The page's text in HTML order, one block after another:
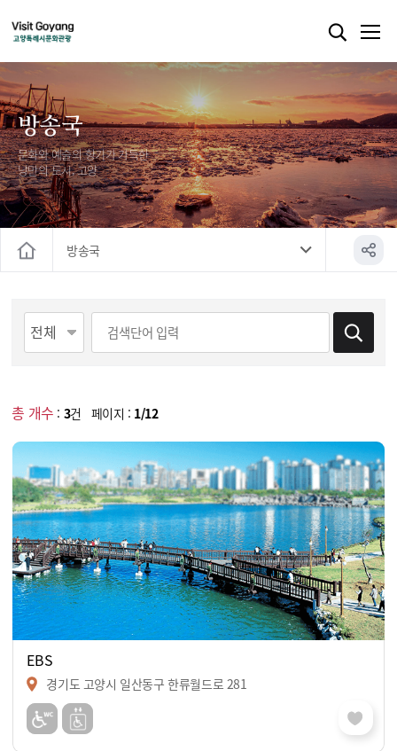
방송국
문화와 예술의 향기가 가득한
낭만의 도시, 고양
방송국
총 개수 : 3건 페이지 : 1/12
EBS
경기도 고양시 일산동구 한류월드로 281